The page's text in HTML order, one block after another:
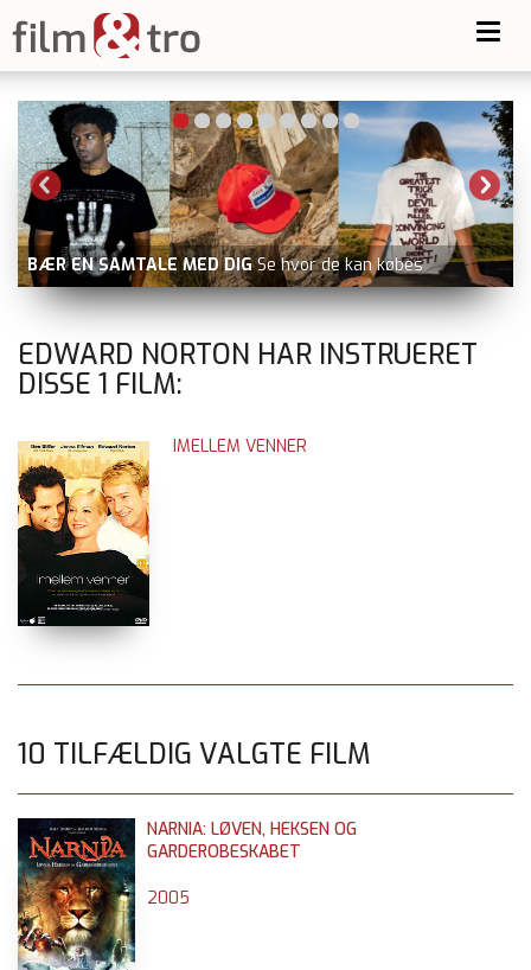
BÆR EN SAMTALE MED DIG Se hvor de kan købes
EDWARD NORTON HAR INSTRUERET
DISSE 1 FILM:
IMELLEM VENNER
10 TILFÆLDIG VALGTE FILM
NARNIA: LØVEN, HEKSEN OG
GARDEROBESKABET
2005